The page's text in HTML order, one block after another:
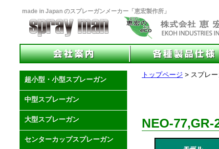
made in Japan のスプレーガンメーカー「恵宏製作所」
トップページ > スプレ
NEO-77,GR-
超小型・小型スプレーガン
中型スプレーガン
大型スプレーガン
センターカップスプレーガン